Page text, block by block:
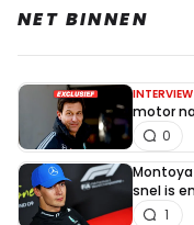
NET BINNEN
INTERVIEW
motor
0
snel is
1